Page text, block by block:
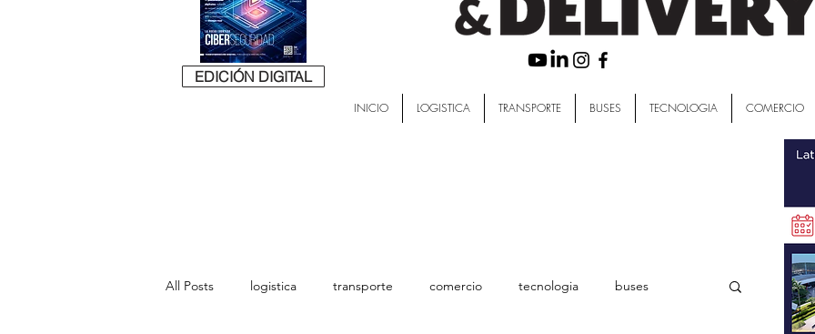
EDICIÓN DIGITAL
INICIO LOGISTICA TRANSPORTE BUSES TECNOLOGIA COMERCIO
All Posts logistica transporte comercio tecnologia buses